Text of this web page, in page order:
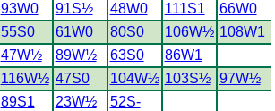
93W0 91S½ 48W0 111S1
66W0
55S0 61W0 80S0 106W½ 108W1
47W½ 89W½ 63S0
86W1
116W½ 47S0 104W½ 103S½
97W½
89S1 23W½
52S-